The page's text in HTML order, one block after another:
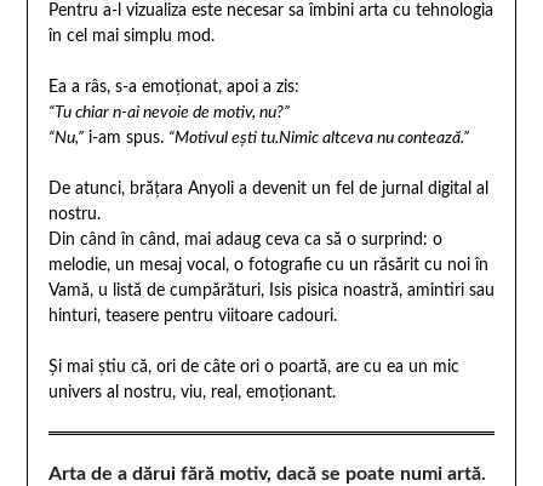
Pentru a-l vizualiza este necesar sa îmbini arta cu tehnologia
în cel mai simplu mod.
Ea a râs, s-a emoționat, apoi a zis:
“Tu chiar n-ai nevoie de motiv, nu?”
“Nu,”i-am spus. “Motivul ești tu.Nimic altceva nu contează.”
De atunci, brățara Anyoli a devenit un fel de jurnal digital al
nostru.
Din când în când, mai adaug ceva ca să o surprind: o
melodie, un mesaj vocal, o fotografie cu un răsărit cu noi în
Vamă, u listă de cumpărături, Isis pisica noastră, amintiri sau
hinturi, teasere pentru viitoare cadouri.
Și mai știu că, ori de câte ori o poartă, are cu ea un mic
univers al nostru, viu, real, emoționant.
Arta de a dărui fără motiv, dacă se poate numi artă.